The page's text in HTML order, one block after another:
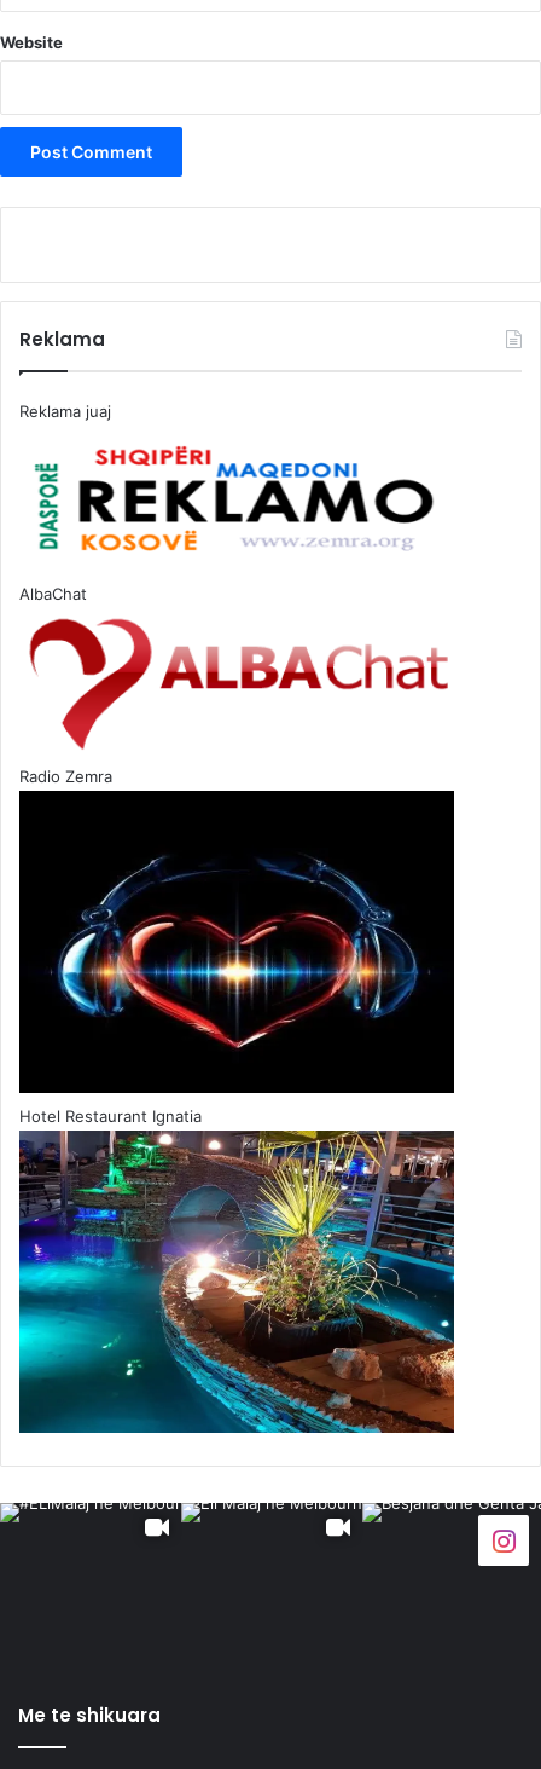
sidomos pjesën e llapusheve. Duhet ta mesazhoni me një
lëvizje rrethuese nëpërmjet shputës së dorës.
Këmbët
Për t’i dhënë kënaqësi, ekziston stimulimi në brendësi të
kofshëve. Kjo zonë duhet të masazhohet me një lëvizje në
spirale nga gjuri e sipër.
Website
Reklama
Reklama juaj
AlbaChat
Radio Zemra
Hotel Restaurant Ignatia
Me te shikuara